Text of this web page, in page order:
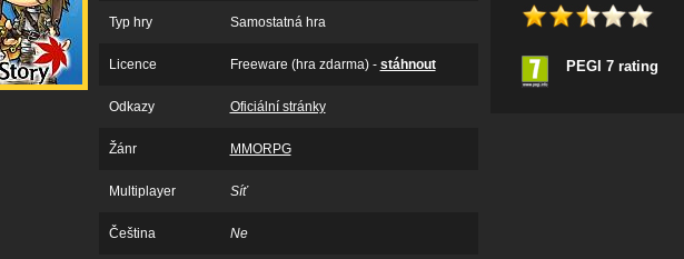
Typ hry Samostatná hra
Licence Freeware (hra zdarma) - stáhnout
Odkazy Oficiální stránky
Žánr MMORPG
Multiplayer Síť
Čeština Ne
PEGI 7 rating